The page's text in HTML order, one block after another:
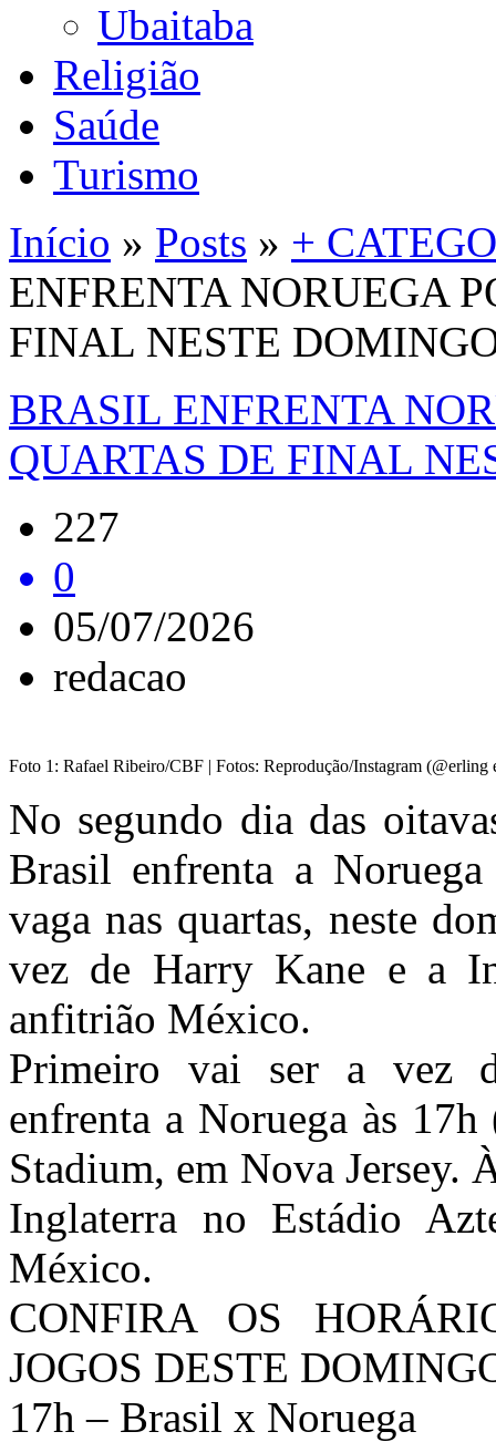
Ubaitaba
Religião
Saúde
Turismo
Início » Posts » +
ENFRENTA NORUEGA
FINAL NESTE
BRASIL ENFRENTA
QUARTAS DE FINAL
227
0
05/07/2026
redacao
Foto 1: Rafael Ribeiro/CBF | Fotos: Reprodução/Instagram (@erling
No segundo dia das
Brasil enfrenta a
vaga nas quartas, neste
vez de Harry Kane e a
anfitrião México.
Primeiro vai ser a vez
enfrenta a Noruega às
Stadium, em Nova Jersey.
Inglaterra no Estádio
México.
CONFIRA OS
JOGOS DESTE
17h – Brasil x Noruega